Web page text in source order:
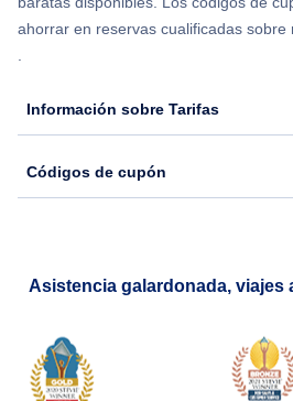
ahorrar en reservas cualificadas sobre
.
Información sobre Tarifas
Códigos de cupón
Asistencia galardonada, viajes